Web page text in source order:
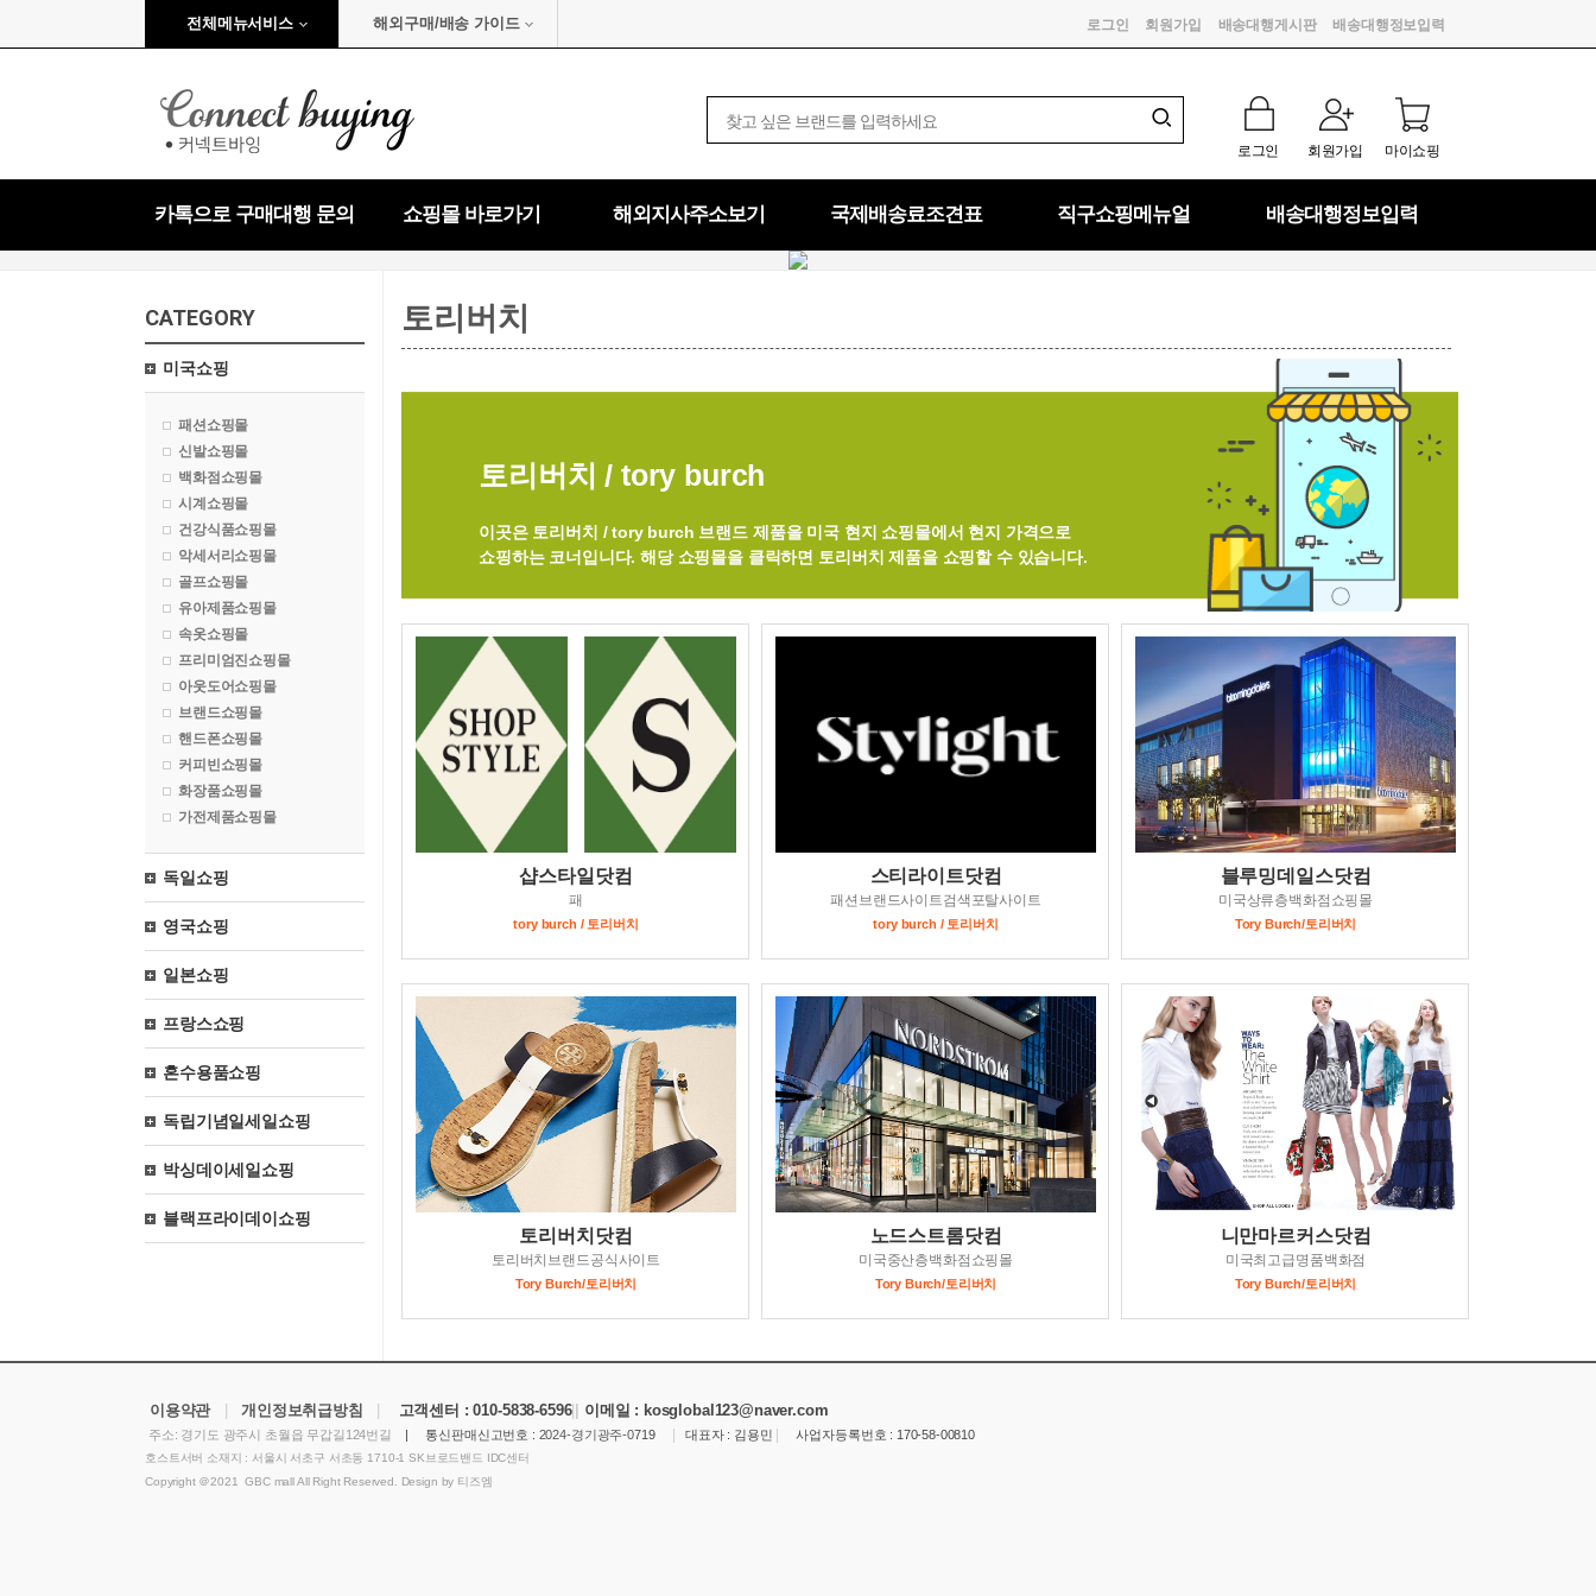
전체메뉴서비스 해외구매/배송 가이드 로그인 회원가입 배송대행게시판 배송대행정보입력
로그인 회원가입 마이쇼핑
카톡으로 구매대행 문의 쇼핑몰 바로가기 해외지사주소보기 국제배송료조견표 직구쇼핑메뉴얼 배송대행정보입력
CATEGORY
미국쇼핑
패션쇼핑몰
신발쇼핑몰
백화점쇼핑몰
시계쇼핑몰
건강식품쇼핑몰
악세서리쇼핑몰
골프쇼핑몰
유아제품쇼핑몰
속옷쇼핑몰
프리미엄진쇼핑몰
아웃도어쇼핑몰
브랜드쇼핑몰
핸드폰쇼핑몰
커피빈쇼핑몰
화장품쇼핑몰
가전제품쇼핑몰
독일쇼핑
영국쇼핑
일본쇼핑
프랑스쇼핑
혼수용품쇼핑
독립기념일세일쇼핑
박싱데이세일쇼핑
블랙프라이데이쇼핑
토리버치
토리버치 / tory burch
이곳은 토리버치 / tory burch 브랜드 제품을 미국 현지 쇼핑몰에서 현지 가격으로
쇼핑하는 코너입니다. 해당 쇼핑몰을 클릭하면 토리버치 제품을 쇼핑할 수 있습니다.
샵스타일닷컴
패
tory burch / 토리버치
스티라이트닷컴
패션브랜드사이트검색포탈사이트
tory burch / 토리버치
블루밍데일스닷컴
미국상류층백화점쇼핑몰
Tory Burch/토리버치
토리버치닷컴
토리버치브랜드공식사이트
Tory Burch/토리버치
노드스트롬닷컴
미국중산층백화점쇼핑몰
Tory Burch/토리버치
니만마르커스닷컴
미국최고급명품백화점
Tory Burch/토리버치
이용약관 |개인정보취급방침 고객센터 :010-5838-6596| 이메일 : kosglobal123@naver.com
주소: 경기도 광주시 초월읍 무갑길124번길 | 통신판매신고번호 : 2024-경기광주-0719 | 대표자 : 김용민 | 사업자등록번호 : 170-58-00810
호스트서버 소재지 : 서울시 서초구 서초동 1710-1 SK브로드밴드 IDC센터
Copyright ＠2021 GBC mall All Right Reserved. Design by 티즈엠